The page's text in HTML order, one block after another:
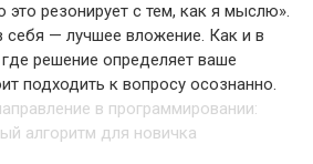
это резонирует с тем, как я мыслю».
себя — лучшее вложение. Как и в
решение определяет ваше
подходить к вопросу осознанно.